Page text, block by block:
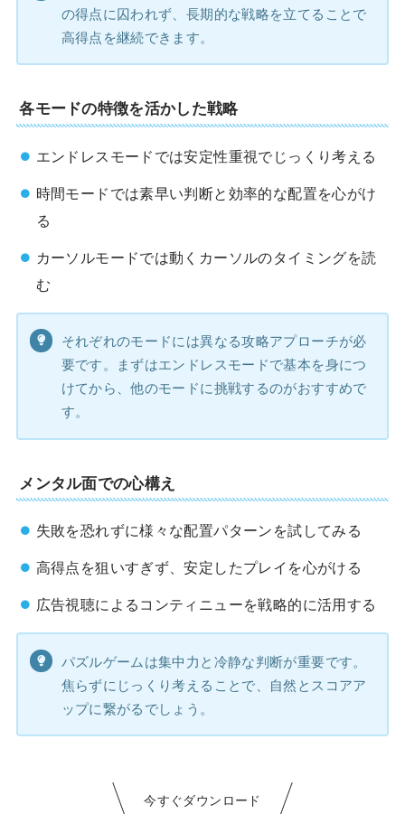
の得点に囚われず、長期的な戦略を立てることで
高得点を継続できます。
各モードの特徴を活かした戦略
エンドレスモードでは安定性重視でじっくり考える
時間モードでは素早い判断と効率的な配置を心がけ
る
カーソルモードでは動くカーソルのタイミングを読
む
それぞれのモードには異なる攻略アプローチが必
要です。まずはエンドレスモードで基本を身につ
けてから、他のモードに挑戦するのがおすすめで
す。
メンタル面での心構え
失敗を恐れずに様々な配置パターンを試してみる
高得点を狙いすぎず、安定したプレイを心がける
広告視聴によるコンティニューを戦略的に活用する
パズルゲームは集中力と冷静な判断が重要です。
焦らずにじっくり考えることで、自然とスコアア
ップに繋がるでしょう。
今すぐダウンロード